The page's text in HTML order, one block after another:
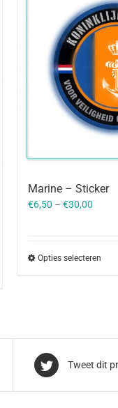
Marine – Sticker
€6,50 – €30,00
Opties selecteren
Tweet dit